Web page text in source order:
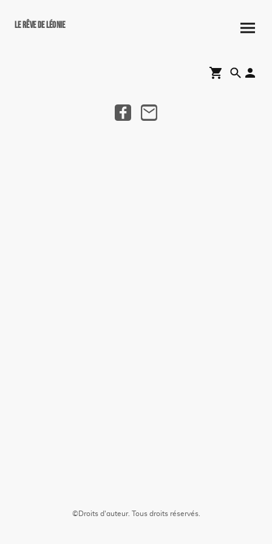
Le rêve de Léonie
©Droits d'auteur. Tous droits réservés.